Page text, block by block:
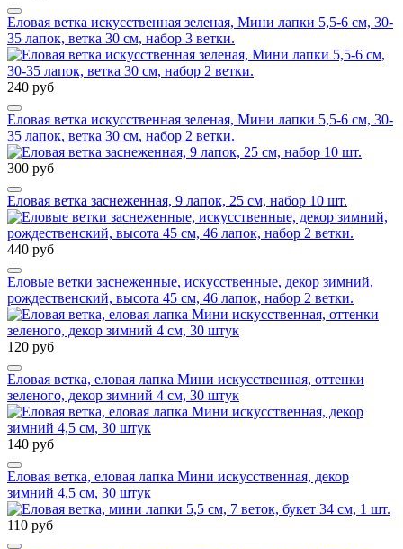
Еловая ветка искусственная зеленая, Мини лапки 5,5-6 см, 30-
35 лапок, ветка 30 см, набор 3 ветки.
240 руб
Еловая ветка искусственная зеленая, Мини лапки 5,5-6 см, 30-
35 лапок, ветка 30 см, набор 2 ветки.
300 руб
Еловая ветка заснеженная, 9 лапок, 25 см, набор 10 шт.
440 руб
Еловые ветки заснеженные, искусственные, декор зимний,
рождественский, высота 45 см, 46 лапок, набор 2 ветки.
120 руб
Еловая ветка, еловая лапка Мини искусственная, оттенки
зеленого, декор зимний 4 см, 30 штук
140 руб
Еловая ветка, еловая лапка Мини искусственная, декор
зимний 4,5 см, 30 штук
110 руб